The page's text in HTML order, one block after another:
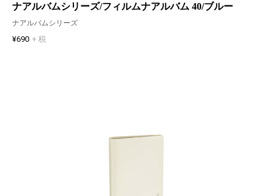
ナアルバムシリーズ/フィルムナアルバム 40/ブルー
ナアルバムシリーズ
¥690 + 税